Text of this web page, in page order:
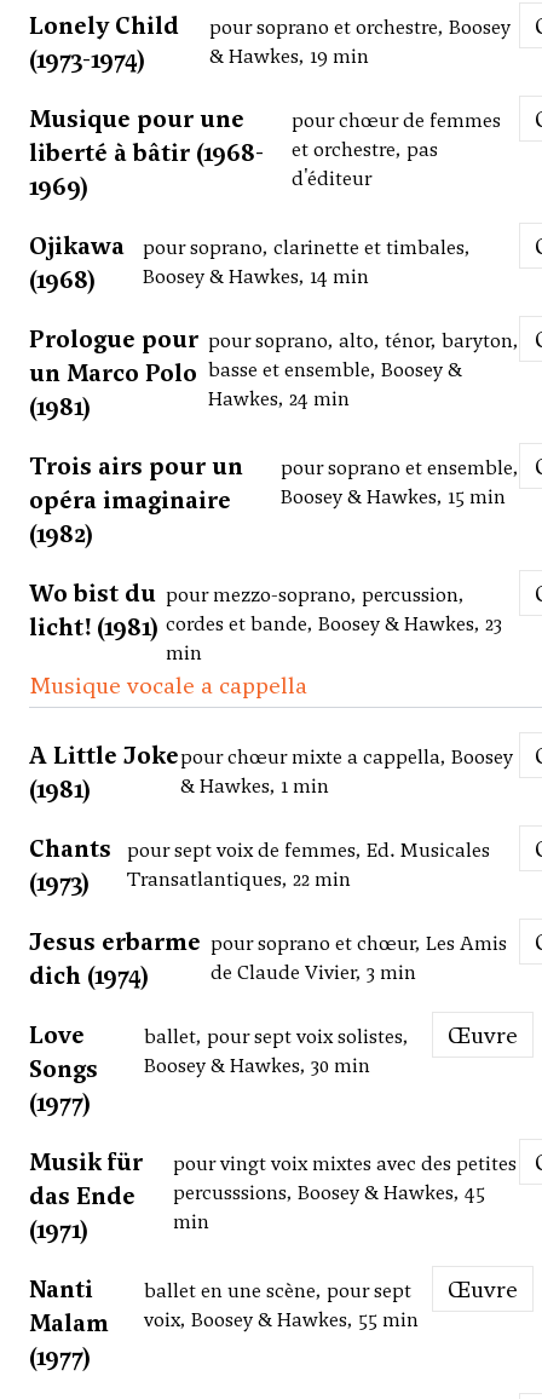
Lonely Child
(1973-1974)
pour soprano et orchestre, Boosey
& Hawkes, 19 min
Musique pour une
liberté à bâtir (1968-
1969)
pour chœur de femmes
et orchestre, pas
d'éditeur
Ojikawa
(1968)
pour soprano, clarinette et timbales,
Boosey & Hawkes, 14 min
Prologue pour
un Marco Polo
(1981)
pour soprano, alto, ténor, baryton,
basse et ensemble, Boosey &
Hawkes, 24 min
Trois airs pour un
opéra imaginaire
(1982)
pour soprano et ensemble,
Boosey & Hawkes, 15 min
Wo bist du
licht! (1981)
pour mezzo-soprano, percussion,
cordes et bande, Boosey & Hawkes, 23
min
Musique vocale a cappella
A Little Joke
(1981)
pour chœur mixte a cappella, Boosey
& Hawkes, 1 min
Chants
(1973)
pour sept voix de femmes, Ed. Musicales
Transatlantiques, 22 min
Jesus erbarme
dich (1974)
pour soprano et chœur, Les Amis
de Claude Vivier, 3 min
Love
Songs
(1977)
ballet, pour sept voix solistes,
Boosey & Hawkes, 30 min
Œuvre
Musik für
das Ende
(1971)
pour vingt voix mixtes avec des petites
percusssions, Boosey & Hawkes, 45
min
Nanti
Malam
(1977)
ballet en une scène, pour sept
voix, Boosey & Hawkes, 55 min
Œuvre